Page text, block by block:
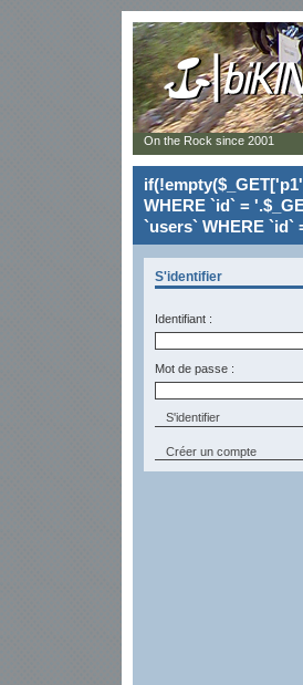
WHERE `id` =
`users` WHERE `id`
S'identifier
Identifiant :
Mot de passe :
Créer un compte
On the Rock since 2001